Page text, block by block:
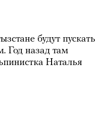
будут пускать
Год назад там
Наталья